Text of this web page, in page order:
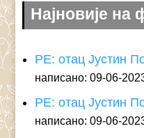
Најновије на
РЕ: отац Јустин
написано: 09-06-
РЕ: отац Јустин
написано: 09-06-